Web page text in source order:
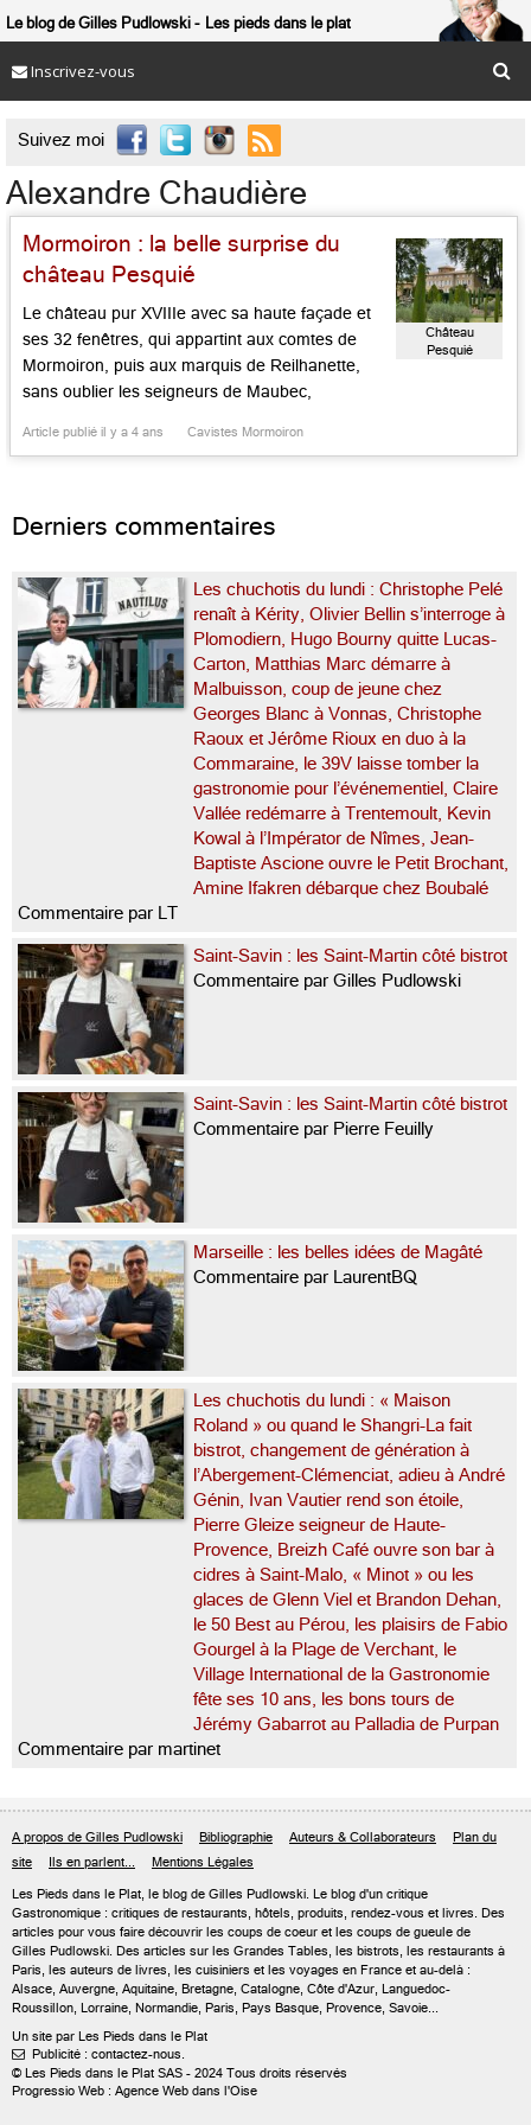
Le blog de Gilles Pudlowski Les pieds dans le plat
Inscrivez-vous
Suivez moi 
Alexandre Chaudière
Mormoiron : la belle surprise du
château Pesquié
Le château pur XVIIIe avec sa haute façade et
ses 32 fenêtres, qui appartint aux comtes de
Mormoiron, puis aux marquis de Reilhanette,
sans oublier les seigneurs de Maubec,
dégustation du vin est plus contemporain et les
Article publié il y a 4 ans Cavistes Mormoiron
Château
Pesquié
Derniers commentaires
Les chuchotis du lundi : Christophe Pelé
renaît à Kérity, Olivier Bellin s’interroge à
Plomodiern, Hugo Bourny quitte Lucas-
Carton, Matthias Marc démarre à
Malbuisson, coup de jeune chez
Georges Blanc à Vonnas, Christophe
Raoux et Jérôme Rioux en duo à la
Commaraine, le 39V laisse tomber la
gastronomie pour l’événementiel, Claire
Vallée redémarre à Trentemoult, Kevin
Kowal à l’Impérator de Nîmes, Jean-
Baptiste Ascione ouvre le Petit Brochant,
Amine Ifakren débarque chez Boubalé
Commentaire par LT
Saint-Savin : les Saint-Martin côté bistrot
Commentaire par Gilles Pudlowski
Saint-Savin : les Saint-Martin côté bistrot
Commentaire par Pierre Feuilly
Marseille : les belles idées de Magâté
Commentaire par LaurentBQ
Les chuchotis du lundi : « Maison
Roland » ou quand le Shangri-La fait
bistrot, changement de génération à
l’Abergement-Clémenciat, adieu à André
Génin, Ivan Vautier rend son étoile,
Pierre Gleize seigneur de Haute-
Provence, Breizh Café ouvre son bar à
cidres à Saint-Malo, « Minot » ou les
glaces de Glenn Viel et Brandon Dehan,
le 50 Best au Pérou, les plaisirs de Fabio
Gourgel à la Plage de Verchant, le
Village International de la Gastronomie
fête ses 10 ans, les bons tours de
Jérémy Gabarrot au Palladia de Purpan
Commentaire par martinet
A propos de Gilles Pudlowski Bibliographie Auteurs & Collaborateurs
Plan du
site
Ils en parlent... Mentions Légales
Les Pieds dans le Plat, le blog de Gilles Pudlowski. Le blog d'un critique
Gastronomique : critiques de restaurants, hôtels, produits, rendez-vous et livres. Des
articles pour vous faire découvrir les coups de coeur et les coups de gueule de
Gilles Pudlowski. Des articles sur les Grandes Tables, les bistrots, les restaurants à
Paris, les auteurs de livres, les cuisiniers et les voyages en France et au-delà :
Alsace, Auvergne, Aquitaine, Bretagne, Catalogne, Côte d'Azur, Languedoc-
Roussillon, Lorraine, Normandie, Paris, Pays Basque, Provence, Savoie...
Un site par Les Pieds dans le Plat
 Publicité : contactez-nous.
© Les Pieds dans le Plat SAS - 2024 Tous droits réservés
Progressio Web : Agence Web dans l'Oise